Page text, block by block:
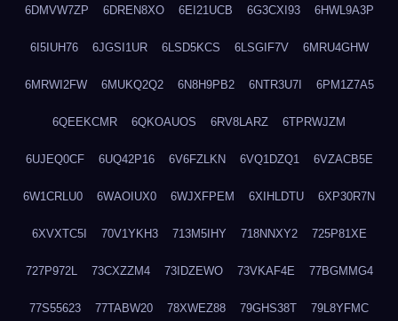
6DMVW7ZP 6DREN8XO 6EI21UCB 6G3CXI93 6HWL9A3P
6I5IUH76 6JGSI1UR 6LSD5KCS 6LSGIF7V 6MRU4GHW
6MRWI2FW 6MUKQ2Q2 6N8H9PB2 6NTR3U7I 6PM1Z7A5
6QEEKCMR 6QKOAUOS 6RV8LARZ 6TPRWJZM
6UJEQ0CF 6UQ42P16 6V6FZLKN 6VQ1DZQ1 6VZACB5E
6W1CRLU0 6WAOIUX0 6WJXFPEM 6XIHLDTU 6XP30R7N
6XVXTC5I 70V1YKH3 713M5IHY 718NNXY2 725P81XE
727P972L 73CXZZM4 73IDZEWO 73VKAF4E 77BGMMG4
77S55623 77TABW20 78XWEZ88 79GHS38T 79L8YFMC